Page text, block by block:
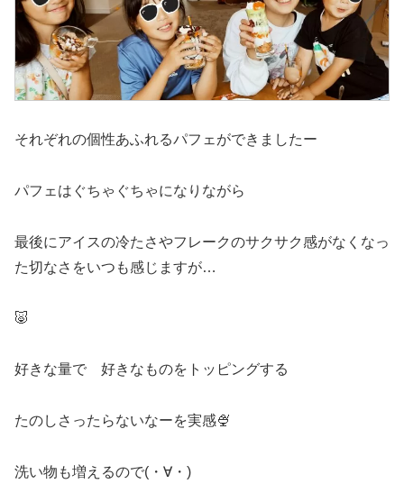
それぞれの個性あふれるパフェができましたー
パフェはぐちゃぐちゃになりながら
最後にアイスの冷たさやフレークのサクサク感がなくなっ
た切なさをいつも感じますが…
🐷
好きな量で 好きなものをトッピングする
たのしさったらないなーを実感🍨
洗い物も増えるので(・∀・)